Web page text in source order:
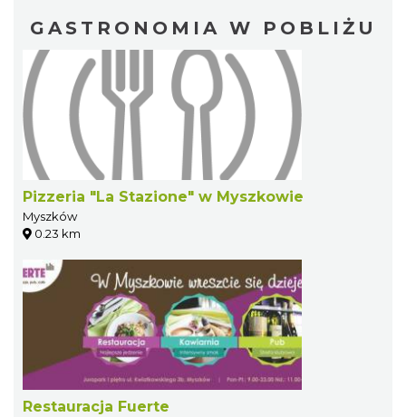
GASTRONOMIA W POBLIŻU
Pizzeria "La Stazione" w Myszkowie
Myszków
0.23 km
Restauracja Fuerte